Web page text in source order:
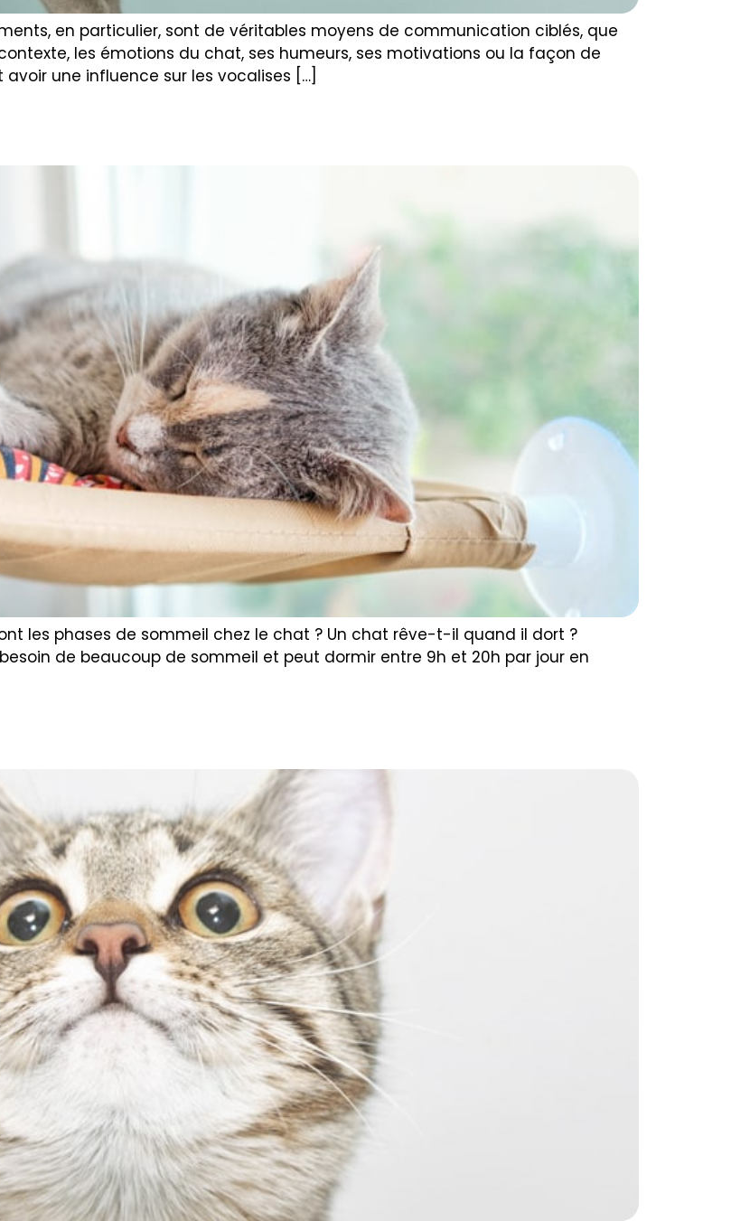
en particulier, sont de véritables moyens de communication ciblés, que
les émotions du chat, ses humeurs, ses motivations ou la façon de
une influence sur les vocalises […]
les phases de sommeil chez le chat ? Un chat rêve-t-il quand il dort ?
de beaucoup de sommeil et peut dormir entre 9h et 20h par jour en